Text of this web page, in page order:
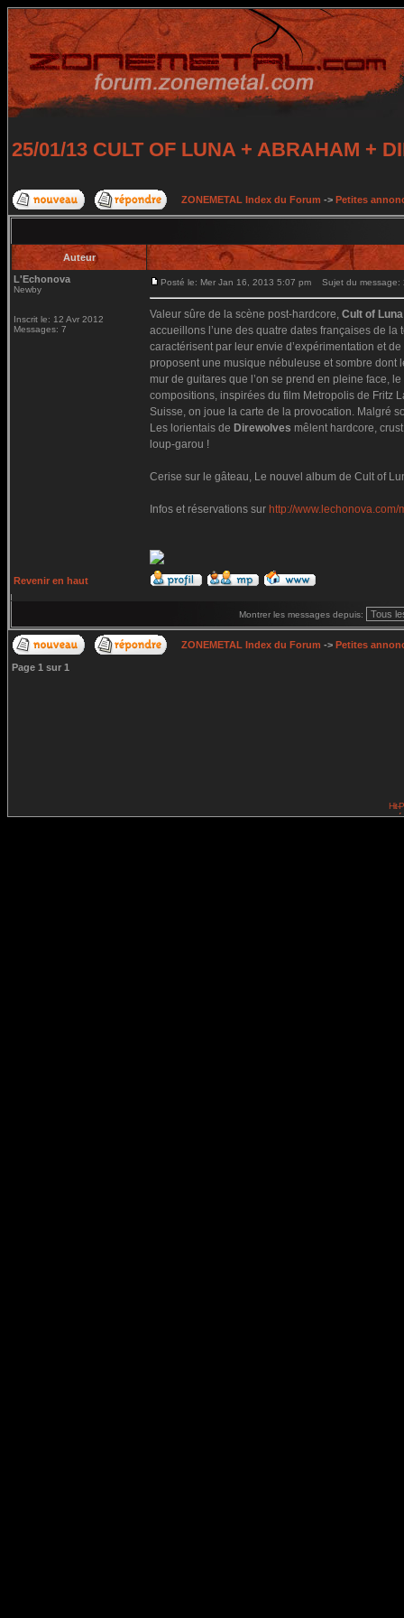
25/01/13 CULT OF LUNA + ABRAHAM +
ZONEMETAL Index du Forum -> Petites
Auteur
L'Echonova
Newby
Inscrit le: 12 Avr 2012
Messages: 7
Posté le: Mer Jan 16, 2013 5:07 pm Sujet du message:
Valeur sûre de la scène post-hardcore, Cult of Luna
accueillons l’une des quatre dates françaises de
caractérisent par leur envie d’expérimentation et
proposent une musique nébuleuse et sombre dont
mur de guitares que l’on se prend en pleine face,
compositions, inspirées du film Metropolis de Fritz
Suisse, on joue la carte de la provocation. Malgré
Les lorientais de Direwolves mêlent hardcore,
loup-garou !
Cerise sur le gâteau, Le nouvel album de Cult of
Infos et réservations sur http://
Revenir en haut
Montrer les messages depuis:
ZONEMETAL Index du Forum -> Petites
Page 1 sur 1